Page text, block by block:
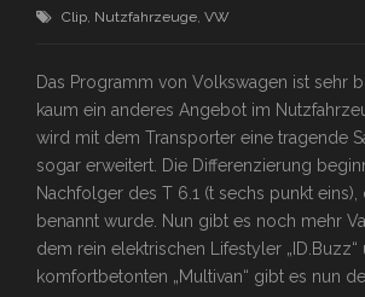
Clip Nutzfahrzeuge VW
Das Programm von Volkswagen ist sehr
kaum ein anderes Angebot im
wird mit dem Transporter eine tragende
sogar erweitert. Die Differenzierung
Nachfolger des T 6.1 (t sechs punkt eins),
benannt wurde. Nun gibt es noch mehr
dem rein elektrischen Lifestyler
komfortbetonten „Multivan“ gibt es nun